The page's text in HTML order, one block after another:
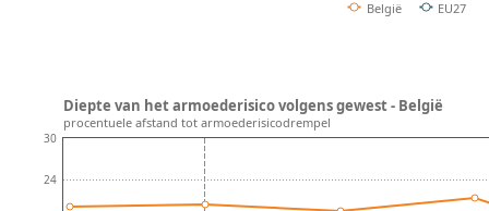
België EU27
24
30
Diepte van het armoederisico volgens gewest - België
procentuele afstand tot armoederisicodrempel